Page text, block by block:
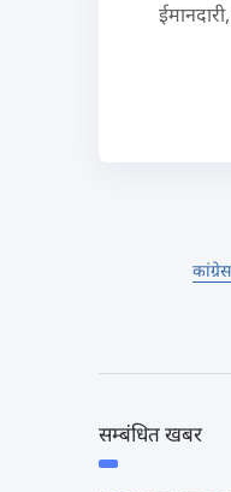
सम्बंधित खबर